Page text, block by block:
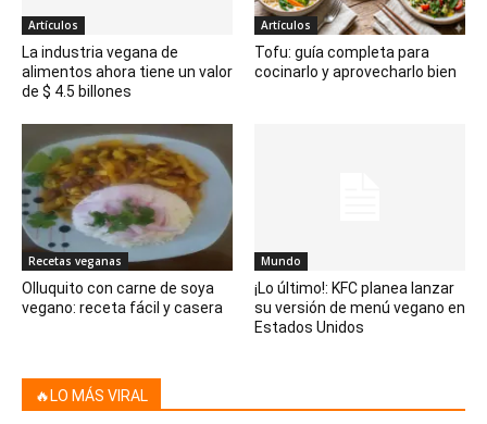
Artículos
La industria vegana de
alimentos ahora tiene un valor
de $ 4.5 billones
Artículos
Tofu: guía completa para
cocinarlo y aprovecharlo bien
Recetas veganas
Olluquito con carne de soya
vegano: receta fácil y casera
Mundo
¡Lo último!: KFC planea lanzar
su versión de menú vegano en
Estados Unidos
🔥LO MÁS VIRAL